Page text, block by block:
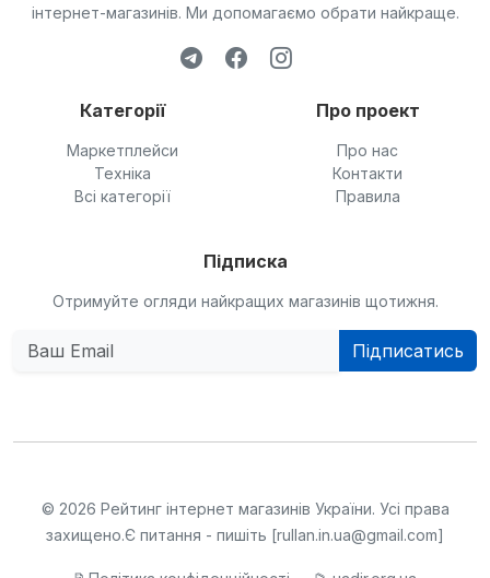
інтернет-магазинів. Ми допомагаємо обрати найкраще.
Категорії
Маркетплейси
Техніка
Всі категорії
Про проект
Про нас
Контакти
Правила
Підписка
Отримуйте огляди найкращих магазинів щотижня.
Підписатись
© 2026 Рейтинг інтернет магазинів України. Усі права
захищено.Є питання - пишіть [rullan.in.ua@gmail.com]